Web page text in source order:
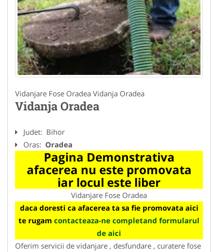
Vidanjare Fose Oradea Vidanja Oradea
Vidanja Oradea
Judet: Bihor
Oras: Oradea
Pagina Demonstrativa
afacerea nu este promovata
iar locul este liber
Vidanjare Fose Oradea
daca doresti ca afacerea ta sa fie promovata aici
te rugam contacteaza-ne completand formularul
de aici
Oferim servicii de vidanjare , desfundare , curatere fose